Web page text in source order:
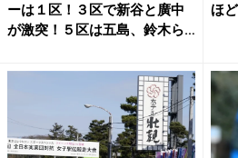
ーは１区！３区で新谷と廣中
が激突！５区は五島、鈴木ら
ほ